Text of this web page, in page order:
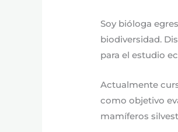
Soy bióloga
biodiversidad.
para el estudio
Actualmente
como objetivo
mamíferos